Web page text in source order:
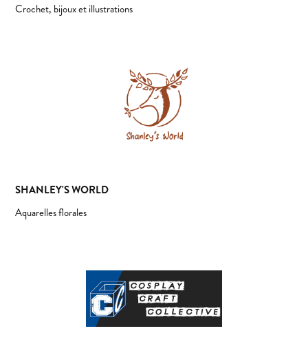
Crochet, bijoux et illustrations
SHANLEY'S WORLD
Aquarelles florales